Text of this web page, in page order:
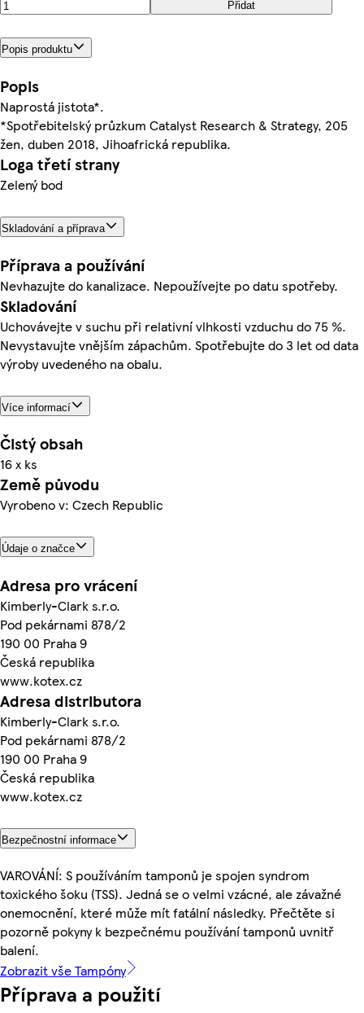
Přidat
Popis produktu
Popis
Naprostá jistota*.
*Spotřebitelský průzkum Catalyst Research & Strategy, 205
žen, duben 2018, Jihoafrická republika.
Loga třetí strany
Zelený bod
Skladování a příprava
Příprava a používání
Nevhazujte do kanalizace. Nepoužívejte po datu spotřeby.
Skladování
Uchovávejte v suchu při relativní vlhkosti vzduchu do 75 %.
Nevystavujte vnějším zápachům. Spotřebujte do 3 let od data
výroby uvedeného na obalu.
Více informací
Čistý obsah
16 x ks
Země původu
Vyrobeno v: Czech Republic
Údaje o značce
Adresa pro vrácení
Kimberly-Clark s.r.o.
Pod pekárnami 878/2
190 00 Praha 9
Česká republika
www.kotex.cz
Adresa distributora
Kimberly-Clark s.r.o.
Pod pekárnami 878/2
190 00 Praha 9
Česká republika
www.kotex.cz
Bezpečnostní informace
VAROVÁNÍ: S používáním tamponů je spojen syndrom
toxického šoku (TSS). Jedná se o velmi vzácné, ale závažné
onemocnění, které může mít fatální následky. Přečtěte si
pozorně pokyny k bezpečnému používání tamponů uvnitř
balení.
Zobrazit vše Tampóny
Příprava a použití